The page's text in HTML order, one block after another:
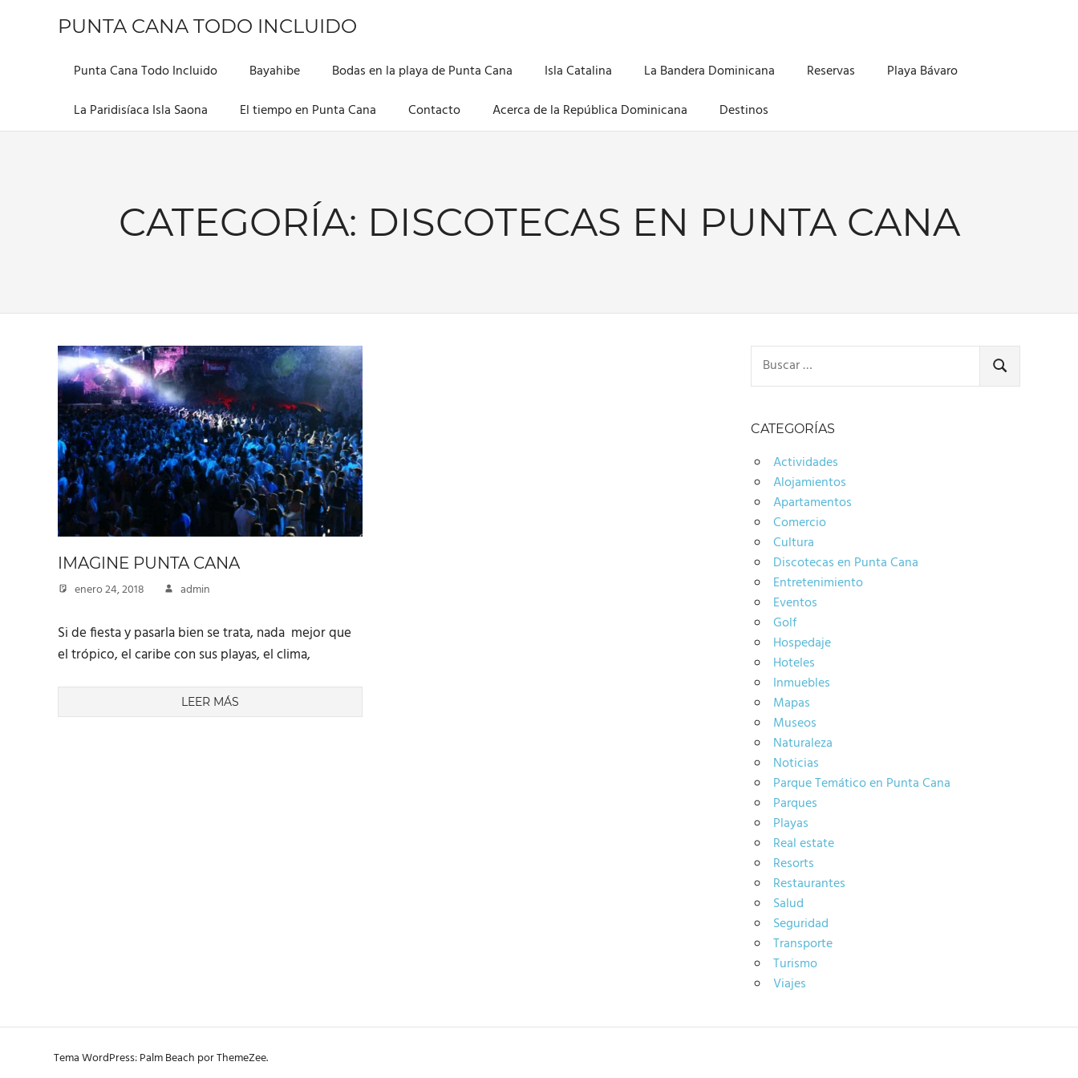
PUNTA CANA TODO INCLUIDO
sobre
hermoso
Punta Cana Todo Incluido Bayahibe Bodas en la playa de Punta Cana Isla Catalina La Bandera Dominicana Reservas
Playa Bávaro
La Paridisíaca Isla Saona
El tiempo en Punta Cana Contacto Acerca de la República Dominicana Destinos
CATEGORÍA: DISCOTECAS EN PUNTA CANA
IMAGINE PUNTA CANA
enero 24, 2018 admin
Si de fiesta y pasarla bien se trata, nada mejor que
el trópico, el caribe con sus playas, el clima,
LEER MÁS
BUSCAR
CATEGORÍAS
Actividades
Alojamientos
Apartamentos
Comercio
Cultura
Discotecas en Punta Cana
Entretenimiento
Eventos
Golf
Hospedaje
Hoteles
Inmuebles
Mapas
Museos
Naturaleza
Noticias
Parque Temático en Punta Cana
Parques
Playas
Real estate
Resorts
Restaurantes
Salud
Seguridad
Transporte
Turismo
Viajes
Tema WordPress: Palm Beach por ThemeZee.